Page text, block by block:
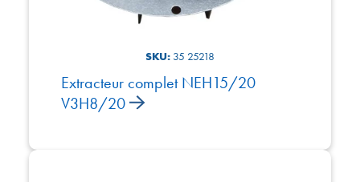
SKU: 35 25218
Extracteur complet NEH15/20
V3H8/20